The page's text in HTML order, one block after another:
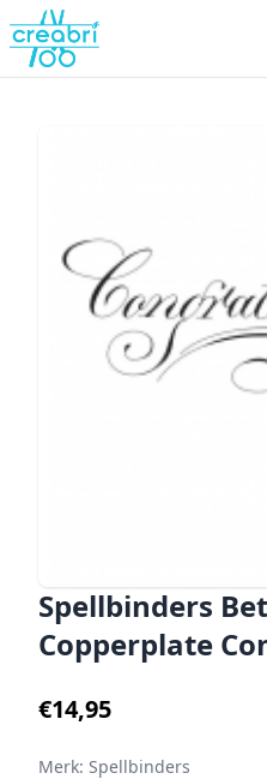
Spellbinders
Copperplate
€14,95
Merk: Spellbinders